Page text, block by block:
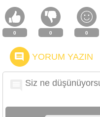
0 0 0
YORUM YAZIN